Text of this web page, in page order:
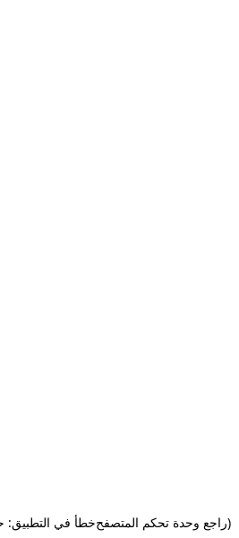
خطأ في التطبيق:(راجع وحدة تحكم المتصفح